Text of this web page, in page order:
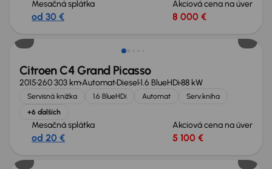
Mesačná splátka
od 30 €
Akciová cena na úver
8 000 €
Citroen C4 Grand Picasso
2015260 303 kmAutomatDiesel1.6 BlueHDi88 kW
Servisná knižka 1.6 BlueHDi Automat
Serv.kniha
+6 ďalších
Mesačná splátka
od 20 €
Akciová cena na úver
5 100 €